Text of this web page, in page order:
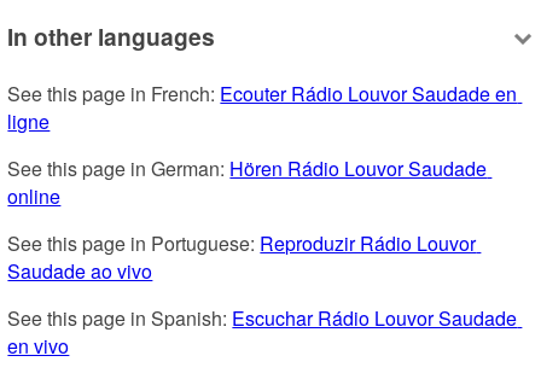
In other languages
See this page in French: Ecouter Rádio Louvor Saudade en
ligne
See this page in German: Hören Rádio Louvor Saudade
online
See this page in Portuguese: Reproduzir Rádio Louvor
Saudade ao vivo
See this page in Spanish: Escuchar Rádio Louvor Saudade
en vivo